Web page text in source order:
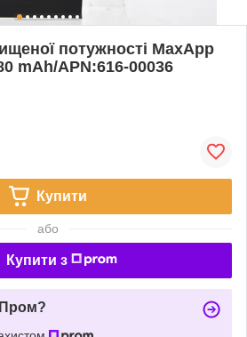
потужності MaxApp
mAh/APN:616-00036
Купити
або
Купити з
Пром?